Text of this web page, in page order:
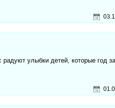
улыбки детей, которые год